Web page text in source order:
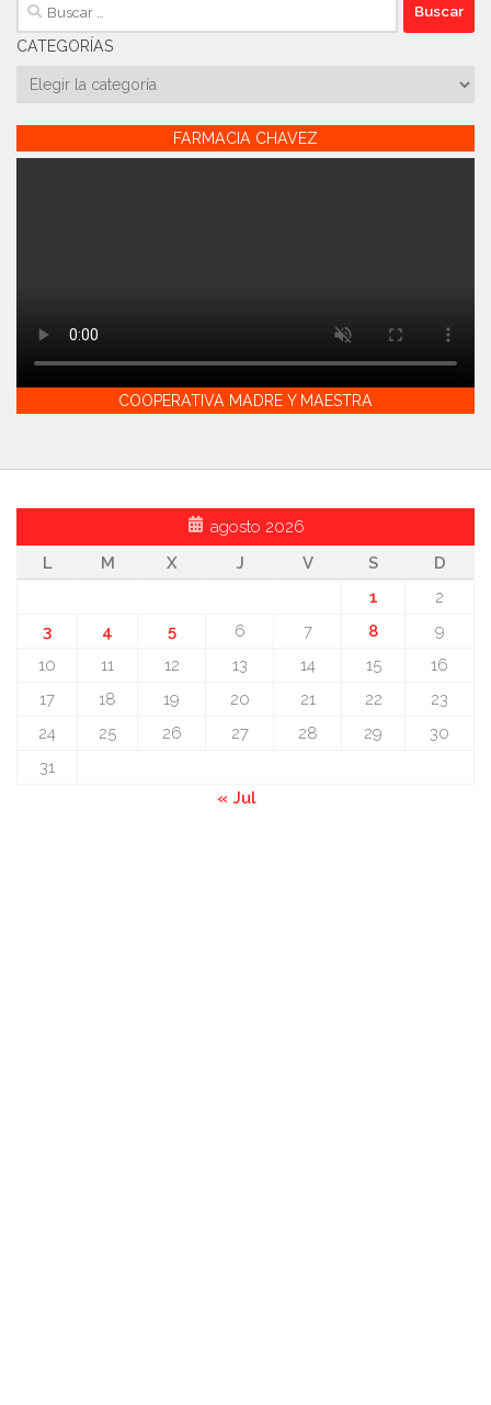
CATEGORÍAS
Categorías
FARMACIA CHAVEZ
COOPERATIVA MADRE Y MAESTRA
agosto 2026
L
M X J V S
D
1
2
3
4 5 6 7 8
9
10
11 12 13 14 15
16
17
18 19 20 21 22
23
24
25 26 27 28 29
30
31
« Jul